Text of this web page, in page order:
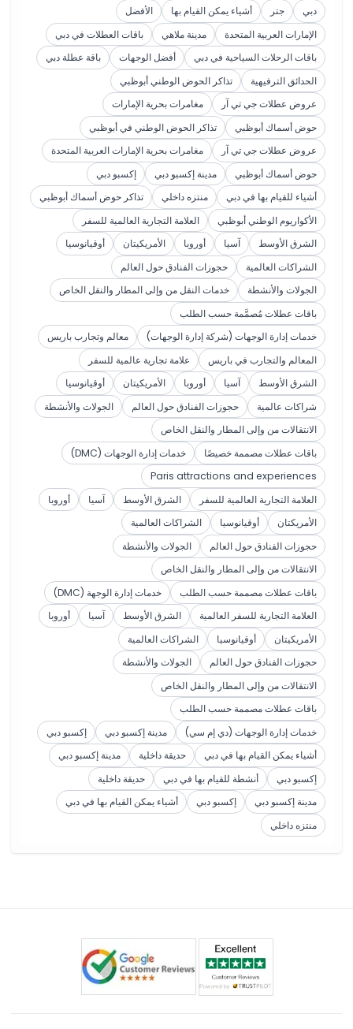
دبي جتر أشياء يمكن القيام بها
الأفضل
الإمارات العربية المتحدة
مدينة ملاهي
باقات العطلات في دبي
باقات الرحلات السياحية في دبي
أفضل الوجهات
باقة عطلة دبي
الحدائق الترفيهية
تذاكر الحوض الوطني أبوظبي
عروض عطلات جي تي آر
مغامرات بحرية الإمارات
حوض أسماك أبوظبي
تذاكر الحوض الوطني في أبوظبي
عروض عطلات جي تي آر
مغامرات بحرية الإمارات العربية المتحدة
حوض أسماك أبوظبي
مدينة إكسبو دبي
إكسبو دبي
أشياء للقيام بها في دبي
منتزه داخلي
تذاكر حوض أسماك أبوظبي
الأكواريوم الوطني أبوظبي
العلامة التجارية العالمية للسفر
الشرق الأوسط
آسيا أوروبا الأمريكيتان
أوقيانوسيا
الشراكات العالمية
حجوزات الفنادق حول العالم
الجولات والأنشطة
خدمات النقل من وإلى المطار والنقل الخاص
باقات عطلات مُصمَّمة حسب الطلب
خدمات إدارة الوجهات (شركة إدارة الوجهات)
معالم وتجارب باريس
المعالم والتجارب في باريس
علامة تجارية عالمية للسفر
الشرق الأوسط
آسيا أوروبا الأمريكيتان
أوقيانوسيا
شراكات عالمية
حجوزات الفنادق حول العالم
الجولات والأنشطة
الانتقالات من وإلى المطار والنقل الخاص
باقات عطلات مصممة خصيصًا
خدمات إدارة الوجهات (DMC)
Paris attractions and experiences
العلامة التجارية العالمية للسفر
الشرق الأوسط آسيا
أوروبا
الأمريكتان
أوقيانوسيا
الشراكات العالمية
حجوزات الفنادق حول العالم
الجولات والأنشطة
الانتقالات من وإلى المطار والنقل الخاص
باقات عطلات مصممة حسب الطلب
خدمات إدارة الوجهة (DMC)
العلامة التجارية للسفر العالمية
الشرق الأوسط آسيا
أوروبا
الأمريكيتان
أوقيانوسيا
الشراكات العالمية
حجوزات الفنادق حول العالم
الجولات والأنشطة
الانتقالات من وإلى المطار والنقل الخاص
باقات عطلات مصممة حسب الطلب
خدمات إدارة الوجهات (دي إم سي)
مدينة إكسبو دبي
إكسبو دبي
أشياء يمكن القيام بها في دبي
حديقة داخلية
مدينة إكسبو دبي
إكسبو دبي
أنشطة للقيام بها في دبي
حديقة داخلية
مدينة إكسبو دبي
إكسبو دبي
أشياء يمكن القيام بها في دبي
منتزه داخلي